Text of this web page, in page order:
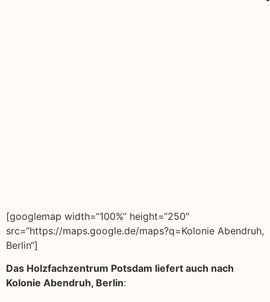
[googlemap width=“100%“ height=“250″
src=“https://maps.google.de/maps?q=Kolonie Abendruh,
Berlin“]
Das Holzfachzentrum Potsdam liefert auch nach
Kolonie Abendruh, Berlin: